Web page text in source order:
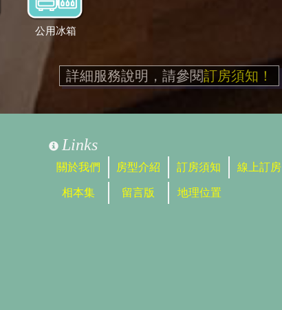
公用冰箱
詳細服務說明，請參閱訂房須知！
Links
關於我們 房型介紹 訂房須知 線上訂房
相本集 留言版 地理位置